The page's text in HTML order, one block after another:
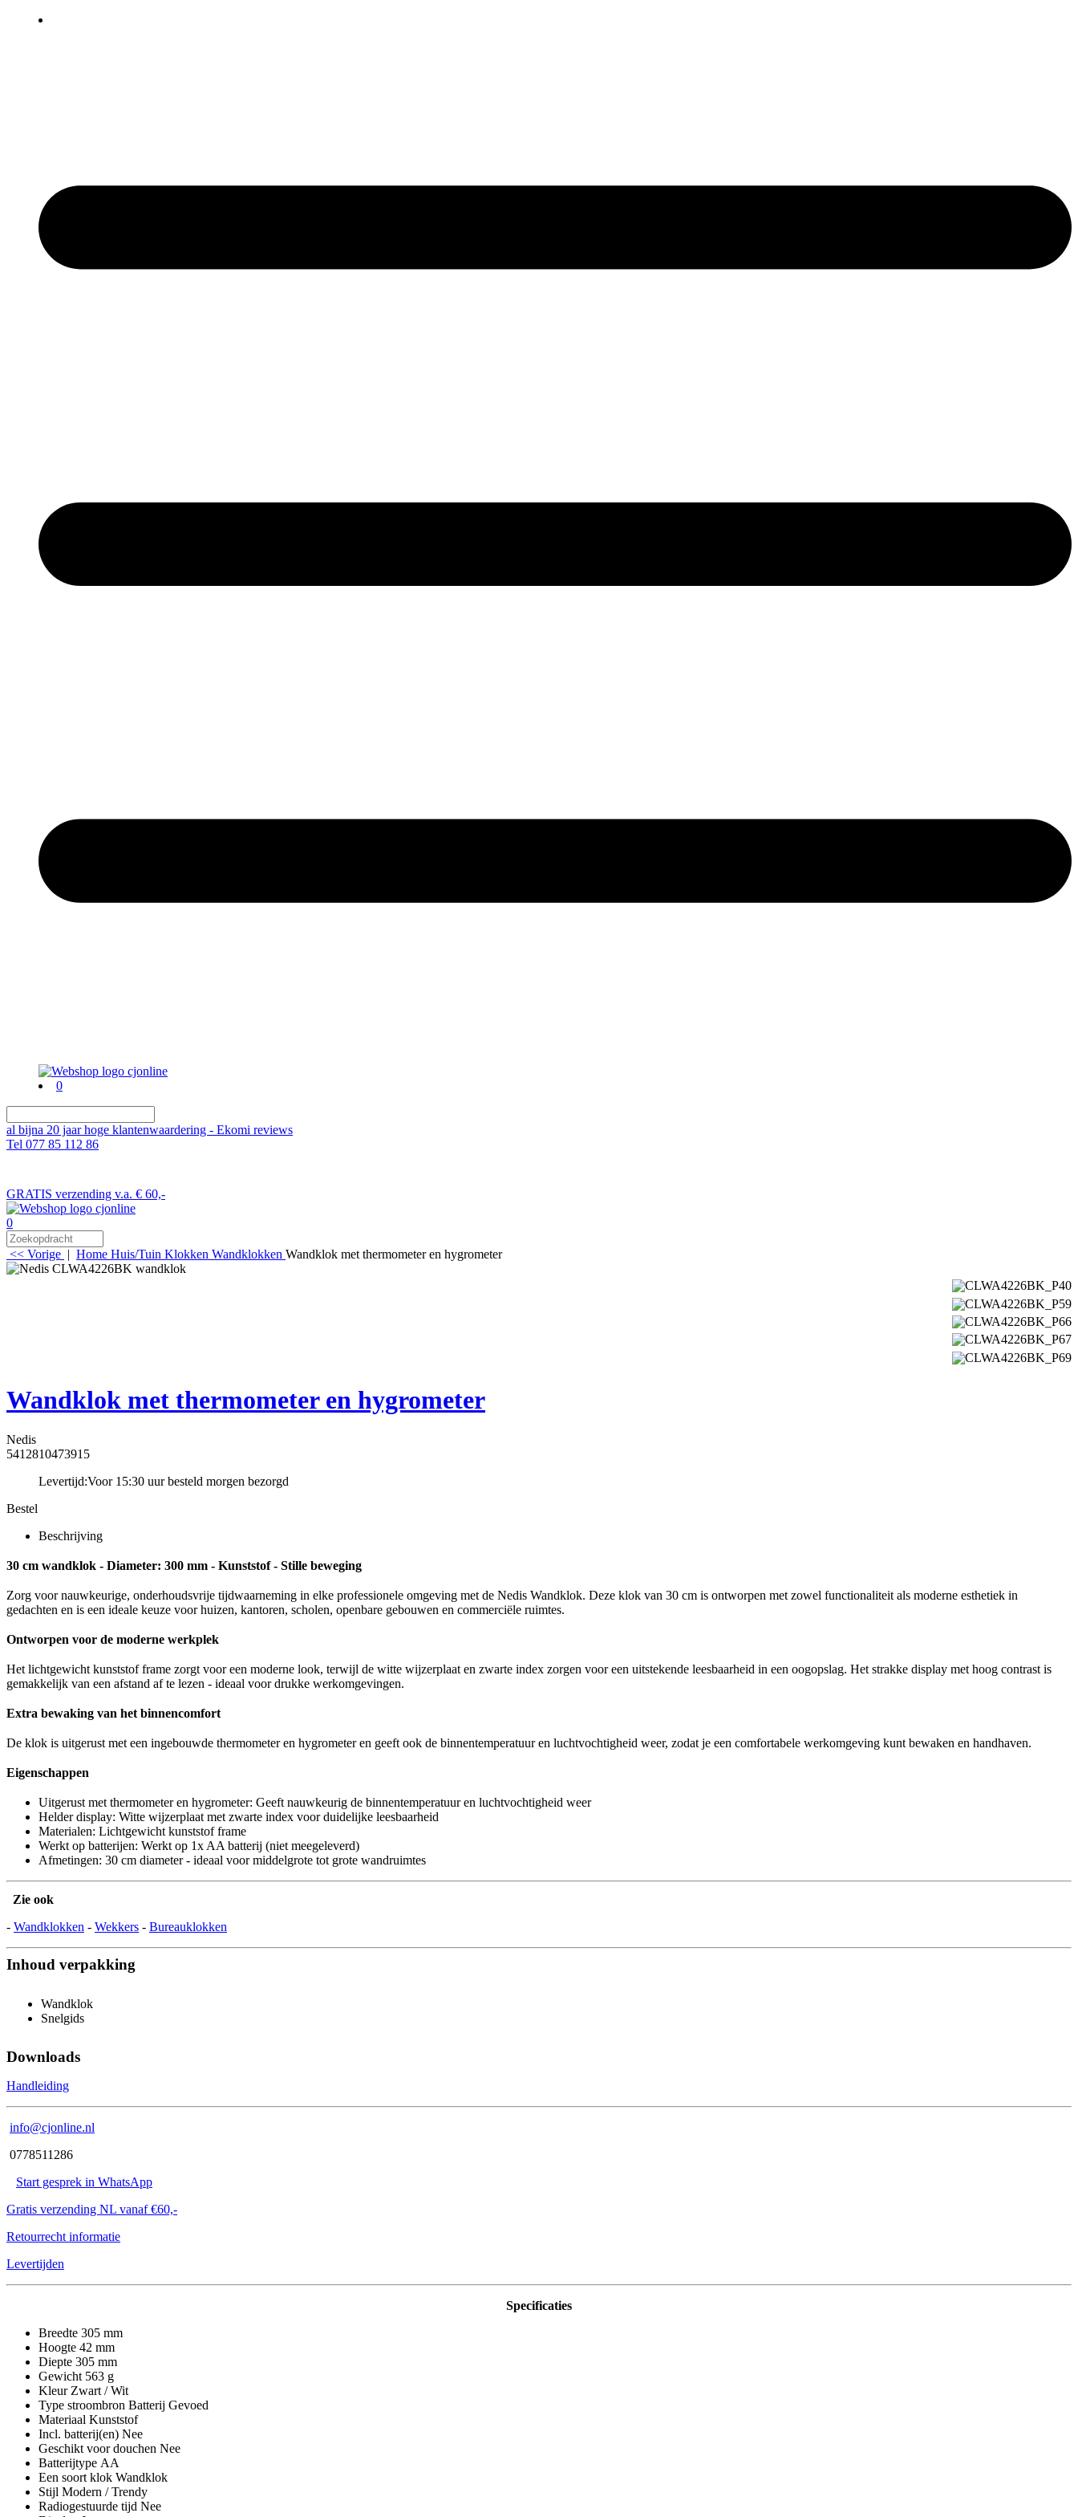
0
al bijna 20 jaar hoge klantenwaardering - Ekomi reviews
Tel 077 85 112 86
GRATIS verzending v.a. € 60,-
0
<< Vorige | Home Huis/Tuin Klokken Wandklokken Wandklok met thermometer en hygrometer
Wandklok met thermometer en hygrometer
Nedis
5412810473915
Levertijd:Voor 15:30 uur besteld morgen bezorgd
Bestel
Beschrijving
30 cm wandklok - Diameter: 300 mm - Kunststof - Stille beweging
Zorg voor nauwkeurige, onderhoudsvrije tijdwaarneming in elke professionele omgeving met de Nedis Wandklok. Deze klok van 30 cm is ontworpen met zowel functionaliteit als moderne esthetiek in
gedachten en is een ideale keuze voor huizen, kantoren, scholen, openbare gebouwen en commerciële ruimtes.
Ontworpen voor de moderne werkplek
Het lichtgewicht kunststof frame zorgt voor een moderne look, terwijl de witte wijzerplaat en zwarte index zorgen voor een uitstekende leesbaarheid in een oogopslag. Het strakke display met hoog contrast is
gemakkelijk van een afstand af te lezen - ideaal voor drukke werkomgevingen.
Extra bewaking van het binnencomfort
De klok is uitgerust met een ingebouwde thermometer en hygrometer en geeft ook de binnentemperatuur en luchtvochtigheid weer, zodat je een comfortabele werkomgeving kunt bewaken en handhaven.
Eigenschappen
Uitgerust met thermometer en hygrometer: Geeft nauwkeurig de binnentemperatuur en luchtvochtigheid weer
Helder display: Witte wijzerplaat met zwarte index voor duidelijke leesbaarheid
Materialen: Lichtgewicht kunststof frame
Werkt op batterijen: Werkt op 1x AA batterij (niet meegeleverd)
Afmetingen: 30 cm diameter - ideaal voor middelgrote tot grote wandruimtes
Zie ook
- Wandklokken - Wekkers - Bureauklokken
Inhoud verpakking
Wandklok
Snelgids
Downloads
Handleiding
info@cjonline.nl
0778511286
Start gesprek in WhatsApp
Gratis verzending NL vanaf €60,-
Retourrecht informatie
Levertijden
Specificaties
Breedte 305 mm
Hoogte 42 mm
Diepte 305 mm
Gewicht 563 g
Kleur Zwart / Wit
Type stroombron Batterij Gevoed
Materiaal Kunststof
Incl. batterij(en) Nee
Geschikt voor douchen Nee
Batterijtype AA
Een soort klok Wandklok
Stijl Modern / Trendy
Radiogestuurde tijd Nee